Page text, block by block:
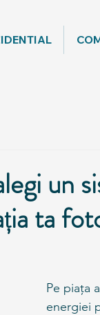
un
ta
Pe piața
energiei